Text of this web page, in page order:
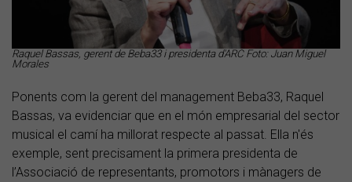
Raquel Bassas, gerent de Beba33 i presidenta d'ARC Foto: Juan Miguel
Morales
Ponents com la gerent del management Beba33, Raquel
Bassas, va evidenciar que en el món empresarial del sector
musical el camí ha millorat respecte al passat. Ella n'és
exemple, sent precisament la primera presidenta de
l’Associació de representants, promotors i mànagers de